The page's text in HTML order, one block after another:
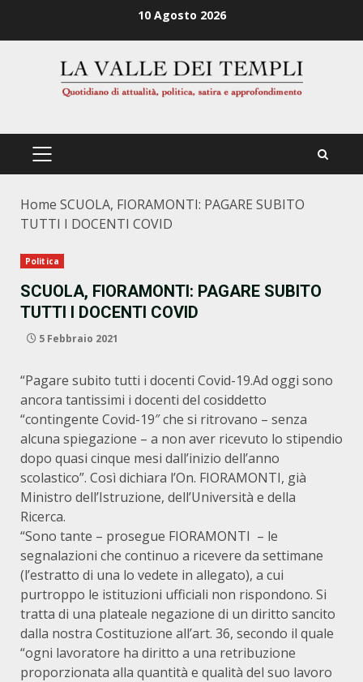
10 Agosto 2026
PRIMÄRES
Home SCUOLA, FIORAMONTI: PAGARE SUBITO
TUTTI I DOCENTI COVID
Politica
SCUOLA, FIORAMONTI: PAGARE SUBITO
TUTTI I DOCENTI COVID
5 Febbraio 2021
“Pagare subito tutti i docenti Covid-19.Ad oggi sono
ancora tantissimi i docenti del cosiddetto
“contingente Covid-19″ che si ritrovano – senza
alcuna spiegazione – a non aver ricevuto lo stipendio
dopo quasi cinque mesi dall’inizio dell’anno
scolastico”. Così dichiara l’On. FIORAMONTI, già
Ministro dell’Istruzione, dell’Università e della
Ricerca.
“Sono tante – prosegue FIORAMONTI – le
segnalazioni che continuo a ricevere da settimane
(l’estratto di una lo vedete in allegato), a cui
purtroppo le istituzioni ufficiali non rispondono. Si
tratta di una plateale negazione di un diritto sancito
dalla nostra Costituzione all’art. 36, secondo il quale
“ogni lavoratore ha diritto a una retribuzione
proporzionata alla quantità e qualità del suo lavoro